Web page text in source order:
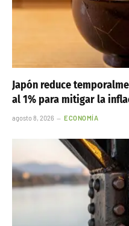
Japón reduce
al 1% para mitigar la
agosto 8, 2026 ECONOMÍA